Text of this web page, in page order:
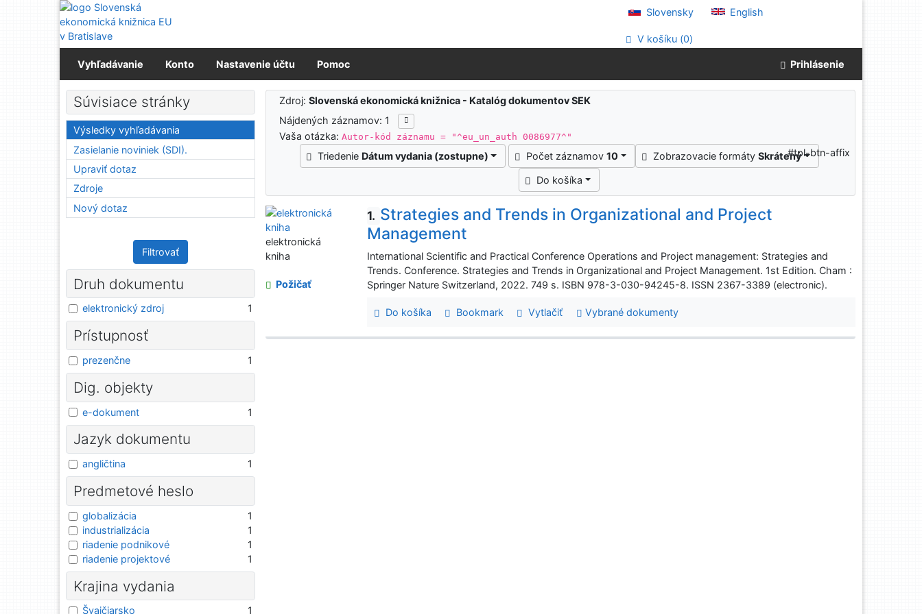
Prejsť na obsah
Prejsť na menu
Prehlásenie o webovej prístupnosti
Slovensky English
V košíku (0)
Vyhľadávanie Konto Nastavenie účtu Pomoc Prihlásenie
Výsledky vyhľadávania
Zdroj:Slovenská ekonomická knižnica - Katalóg dokumentov SEK
Nájdených záznamov: 1
Vaša otázka:Autor-kód záznamu = "^eu_un_auth 0086977^"
Triedenie Dátum vydania (zostupne) Počet záznamov10 Zobrazovacie formátySkrátený
Do košíka
#tpl-btn-affix
1. Strategies and Trends in Organizational and Project
Management
International Scientific and Practical Conference Operations and Project management: Strategies and
Trends. Conference. Strategies and Trends in Organizational and Project Management. 1st Edition. Cham :
Springer Nature Switzerland, 2022. 749 s. ISBN 978-3-030-94245-8. ISSN 2367-3389 (electronic).
Do košíka Bookmark Vytlačiť Vybrané dokumenty
elektronická
kniha
Požičať
Súvisiace stránky
Výsledky vyhľadávania
Zasielanie noviniek (SDI).
Upraviť dotaz
Zdroje
Nový dotaz
Filtrovať
Druh dokumentu
elektronický zdroj 1
Prístupnosť
prezenčne 1
Dig. objekty
e-dokument 1
Jazyk dokumentu
angličtina 1
Predmetové heslo
globalizácia
1
industrializácia
1
riadenie podnikové
1
riadenie projektové
1
Krajina vydania
Švajčiarsko 1